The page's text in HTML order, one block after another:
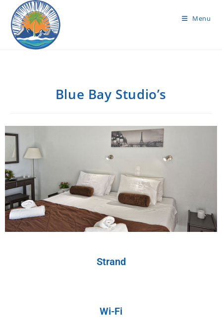
Menu
Blue Bay Studio’s
Strand
Wi-Fi